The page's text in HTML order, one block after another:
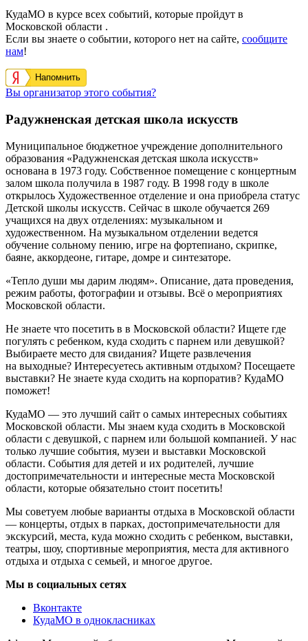
КудаМО в курсе всех событий, которые пройдут в
Московской области .
Если вы знаете о событии, которого нет на сайте, сообщите
нам!
Напомнить
Вы организатор этого события?
Радужненская детская школа искусств
Муниципальное бюджетное учреждение дополнительного
образования «Радужненская детская школа искусств»
основана в 1973 году. Собственное помещение с концертным
залом школа получила в 1987 году. В 1998 году в школе
открылось Художественное отделение и она приобрела статус
Детской школы искусств. Сейчас в школе обучается 269
учащихся на двух отделениях: музыкальном и
художественном. На музыкальном отделении ведется
обучение сольному пению, игре на фортепиано, скрипке,
баяне, аккордеоне, гитаре, домре и синтезаторе.
«Тепло души мы дарим людям». Описание, дата проведения,
режим работы, фотографии и отзывы. Всё о мероприятиях
Московской области.
Не знаете что посетить в в Московской области? Ищете где
погулять с ребенком, куда сходить с парнем или девушкой?
Выбираете место для свидания? Ищете развлечения
на выходные? Интересуетесь активным отдыхом? Посещаете
выставки? Не знаете куда сходить на корпоратив? КудаМО
поможет!
КудаМО — это лучший сайт о самых интересных событиях
Московской области. Мы знаем куда сходить в Московской
области с девушкой, с парнем или большой компанией. У нас
только лучшие события, музеи и выставки Московской
области. События для детей и их родителей, лучшие
достопримечательности и интересные места Московской
области, которые обязательно стоит посетить!
Мы советуем любые варианты отдыха в Московской области
— концерты, отдых в парках, достопримечательности для
экскурсий, места, куда можно сходить с ребенком, выставки,
театры, шоу, спортивные мероприятия, места для активного
отдыха и отдыха с семьей, и многое другое.
Мы в социальных сетях
Вконтакте
КудаМО в однокласниках